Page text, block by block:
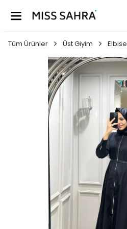
Tüm Ürünler Üst Giyim Elbise